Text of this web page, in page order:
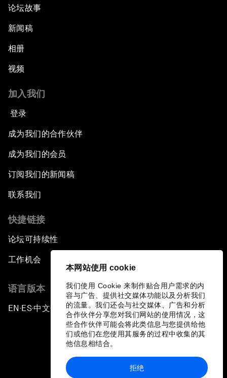
本网站使用 cookie
我们使用 Cookie 来制作贴合用户需求的内
容与广告、提供社交媒体功能以及分析我们
的流量。我们还会与社交媒体、广告和分析
合作伙伴分享您对我们网站的使用情况，这
些合作伙伴可能会将此类信息与您提供给他
们或他们在您使用其服务的过程中收集的其
他信息相结合。
拒绝
论坛故事
新闻稿
相册
视频
加入我们
登录
成为我们的合作伙伴
成为我们的会员
订阅我们的新闻稿
联系我们
快捷链接
论坛可持续性
工作机会
语言版本
EN ▪ ES▪中文▪ 日本語